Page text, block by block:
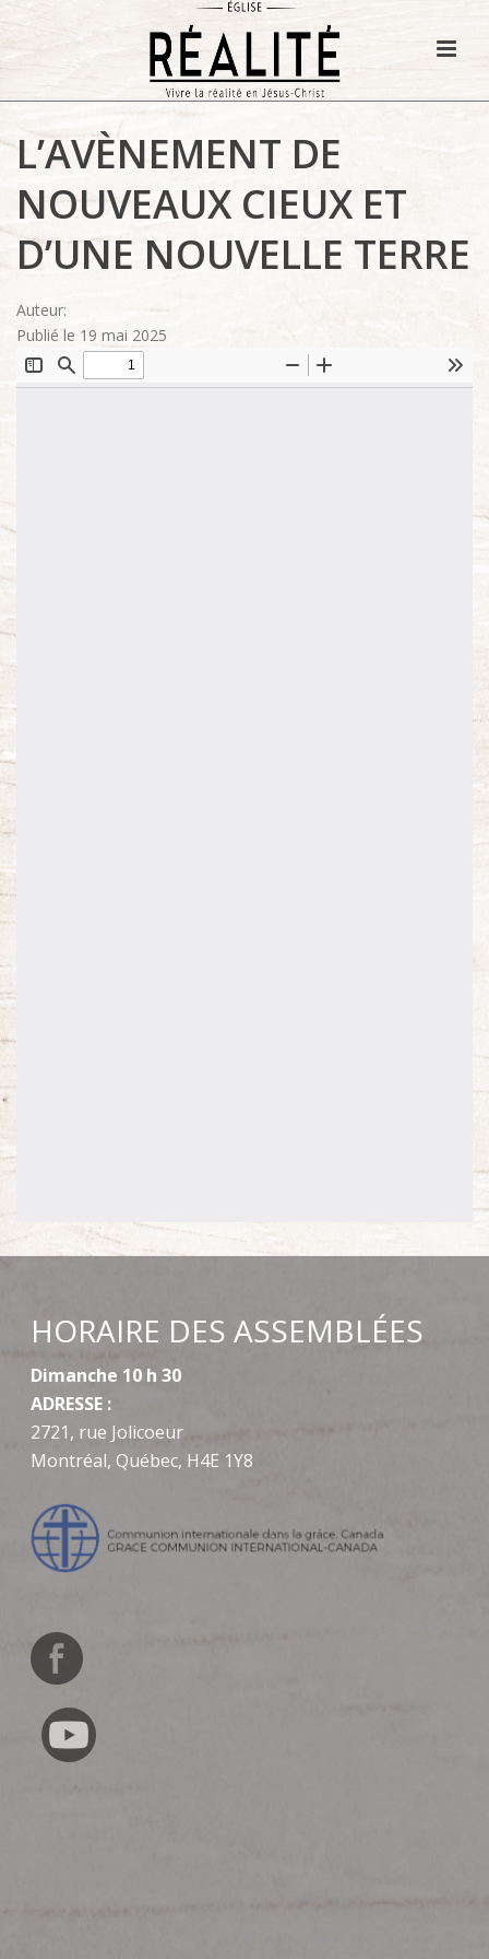
L’AVÈNEMENT DE
NOUVEAUX CIEUX ET
D’UNE NOUVELLE TERRE
Auteur:
Publié le 19 mai 2025
HORAIRE DES ASSEMBLÉES
Dimanche 10 h 30
ADRESSE :
2721, rue Jolicoeur
Montréal, Québec, H4E 1Y8